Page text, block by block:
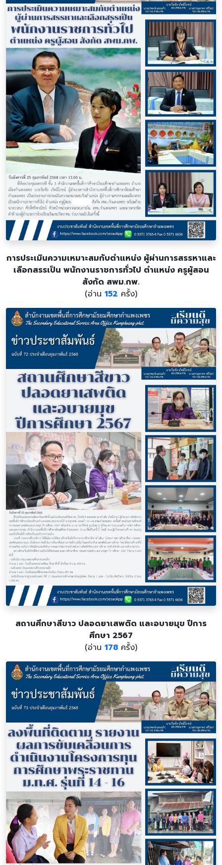
การประเมินความเหมาะสมกับตำแหน่ง ผู้ผ่านการสรรหาและ
เลือกสรรเป็น พนักงานราชการทั่วไป ตำแหน่ง ครูผู้สอน
สังกัด สพม.กพ.
(อ่าน 152 ครั้ง)
สถานศึกษาสีขาว ปลอดยาเสพติด และอบายมุข ปีการ
ศึกษา 2567
(อ่าน 178 ครั้ง)